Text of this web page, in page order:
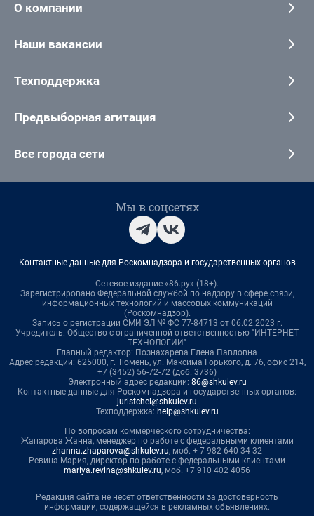
О компании
Наши вакансии
Техподдержка
Предвыборная агитация
Все города сети
Мы в соцсетях
Контактные данные для Роскомнадзора и государственных органов
Сетевое издание «86.ру» (18+).
Зарегистрировано Федеральной службой по надзору в сфере связи,
информационных технологий и массовых коммуникаций
(Роскомнадзор).
Запись о регистрации СМИ ЭЛ № ФС 77-84713 от 06.02.2023 г.
Учредитель: Общество с ограниченной ответственностью "ИНТЕРНЕТ
ТЕХНОЛОГИИ"
Главный редактор: Познахарева Елена Павловна
Адрес редакции: 625000, г. Тюмень, ул. Максима Горького, д. 76, офис 214,
+7 (3452) 56-72-72 (доб. 3736)
Электронный адрес редакции: 86@shkulev.ru
Контактные данные для Роскомнадзора и государственных органов:
juristchel@shkulev.ru
Техподдержка: help@shkulev.ru
По вопросам коммерческого сотрудничества:
Жапарова Жанна, менеджер по работе с федеральными клиентами
zhanna.zhaparova@shkulev.ru, моб. + 7 982 640 34 32
Ревина Мария, директор по работе с федеральными клиентами
mariya.revina@shkulev.ru, моб. +7 910 402 4056
Редакция сайта не несет ответственности за достоверность
информации, содержащейся в рекламных объявлениях.